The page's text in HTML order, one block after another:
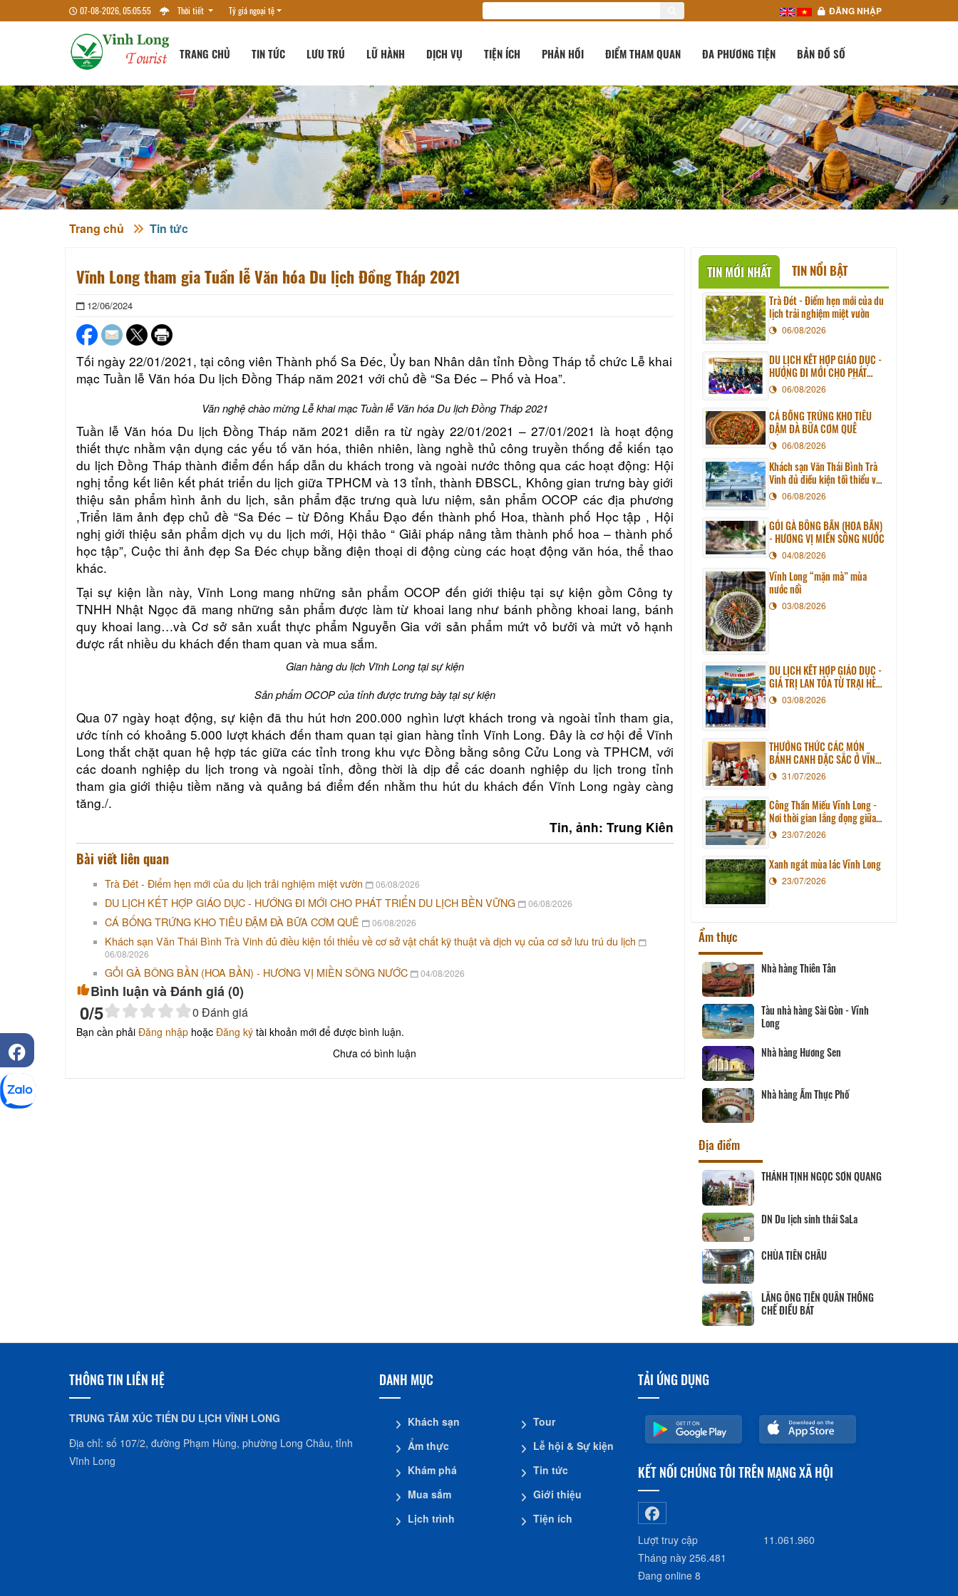
07-08-2026, 05:05:56 Thời tiết Tỷ giá ngoại tệ ĐĂNG NHẬP
TRANG CHỦ TIN TỨC LƯU TRÚ LỮ HÀNH DỊCH VỤ TIỆN ÍCH PHẢN HỒI ĐIỂM THAM QUAN ĐA PHƯƠNG TIỆN BẢN ĐỒ SỐ
Trang chủ Tin tức
Vĩnh Long tham gia Tuần lễ Văn hóa Du lịch Đồng Tháp 2021
12/06/2024
Tối ngày 22/01/2021, tại công viên Thành phố Sa Đéc, Ủy ban Nhân dân tỉnh Đồng Tháp tổ chức Lễ khai
mạc Tuần lễ Văn hóa Du lịch Đồng Tháp năm 2021 với chủ đề “Sa Đéc – Phố và Hoa”.
Văn nghệ chào mừng Lễ khai mạc Tuần lễ Văn hóa Du lịch Đồng Tháp 2021
Tuần lễ Văn hóa Du lịch Đồng Tháp năm 2021 diễn ra từ ngày 22/01/2021 – 27/01/2021 là hoạt động
thiết thực nhằm vận dụng các yếu tố văn hóa, thiên nhiên, làng nghề thủ công truyền thống để kiến tạo
du lịch Đồng Tháp thành điểm đến hấp dẫn du khách trong và ngoài nước thông qua các hoạt động: Hội
nghị tổng kết liên kết phát triển du lịch giữa TPHCM và 13 tỉnh, thành ĐBSCL, Không gian trưng bày giới
thiệu sản phẩm hình ảnh du lịch, sản phẩm đặc trưng quà lưu niệm, sản phẩm OCOP các địa phương
,Triển lãm ảnh đẹp chủ đề “Sa Đéc – từ Đông Khẩu Đạo đến thành phố Hoa, thành phố Học tập , Hội
nghị giới thiệu sản phẩm dịch vụ du lịch mới, Hội thảo “ Giải pháp nâng tầm thành phố hoa – thành phố
học tập”, Cuộc thi ảnh đẹp Sa Đéc chụp bằng điện thoại di động cùng các hoạt động văn hóa, thể thao
khác.
Tại sự kiện lần này,Vĩnh Long mang những sản phẩm OCOP đến giới thiệu tại sự kiện gồm Công ty
TNHH Nhật Ngọc đã mang những sản phẩm được làm từ khoai lang như bánh phồng khoai lang, bánh
quy khoai lang…và Cơ sở sản xuất thực phẩm Nguyễn Gia với sản phẩm mứt vỏ bưởi và mứt vỏ hạnh
được rất nhiều du khách đến tham quan và mua sắm.
Gian hàng du lịch Vĩnh Long tại sự kiện
Sản phẩm OCOP của tỉnh được trưng bày tại sự kiện
Qua 07 ngày hoạt động, sự kiện đã thu hút hơn 200.000 nghìn lượt khách trong và ngoài tỉnh tham gia,
ước tính có khoảng 5.000 lượt khách đến tham quan tại gian hàng tỉnh Vĩnh Long. Đây là cơ hội để Vĩnh
Long thắt chặt quan hệ hợp tác giữa các tỉnh trong khu vực Đồng bằng sông Cửu Long và TPHCM, với
các doanh nghiệp du lịch trong và ngoài tỉnh, đồng thời là dịp để các doanh nghiệp du lịch trong tỉnh
tham gia giới thiệu tiềm năng và quảng bá điểm đến nhằm thu hút du khách đến Vĩnh Long ngày càng
tăng./.
Tin, ảnh: Trung Kiên
Bài viết liên quan
Trà Đét - Điểm hẹn mới của du lịch trải nghiệm miệt vườn 06/08/2026
DU LỊCH KẾT HỢP GIÁO DỤC - HƯỚNG ĐI MỚI CHO PHÁT TRIỂN DU LỊCH BỀN VỮNG 06/08/2026
CÁ BỐNG TRỨNG KHO TIÊU ĐẬM ĐÀ BỮA CƠM QUÊ 06/08/2026
Khách sạn Văn Thái Bình Trà Vinh đủ điều kiện tối thiểu về cơ sở vật chất kỹ thuật và dịch vụ của cơ sở lưu trú du lịch
06/08/2026
GỎI GÀ BÔNG BẦN (HOA BẦN) - HƯƠNG VỊ MIỀN SÔNG NƯỚC 04/08/2026
Bình luận và Đánh giá (0)
0/5 0 Đánh giá
Bạn cần phải Đăng nhập hoặc Đăng ký tài khoản mới để được bình luận.
Chưa có bình luận
TIN MỚI NHẤT TIN NỔI BẬT
Trà Đét - Điểm hẹn mới của du
lịch trải nghiệm miệt vườn
06/08/2026
DU LỊCH KẾT HỢP GIÁO DỤC -
HƯỚNG ĐI MỚI CHO PHÁT
TRIỂN DU LỊCH BỀN VỮNG
06/08/2026
CÁ BỐNG TRỨNG KHO TIÊU
ĐẬM ĐÀ BỮA CƠM QUÊ
06/08/2026
Khách sạn Văn Thái Bình Trà
Vinh đủ điều kiện tối thiểu về
cơ sở vật chất kỹ thuật và
dịch vụ của cơ sở lưu trú du
lịch
06/08/2026
GỎI GÀ BÔNG BẦN (HOA BẦN)
- HƯƠNG VỊ MIỀN SÔNG NƯỚC
04/08/2026
Vĩnh Long “mặn mà” mùa
nước nổi
03/08/2026
DU LỊCH KẾT HỢP GIÁO DỤC -
GIÁ TRỊ LAN TỎA TỪ TRẠI HÈ
PHƯƠNG NAM NĂM 2026
03/08/2026
THƯỞNG THỨC CÁC MÓN
BÁNH CANH ĐẶC SẮC Ở VĨNH
LONG31/07/2026
Công Thần Miếu Vĩnh Long -
Nơi thời gian lắng đọng giữa
lòng phố thị
23/07/2026
Xanh ngát mùa lác Vĩnh Long
23/07/2026
Ẩm thực
Nhà hàng Thiên Tân
Tàu nhà hàng Sài Gòn - Vĩnh
Long
Nhà hàng Hương Sen
Nhà hàng Ẩm Thực Phố
Địa điểm
THÁNH TỊNH NGỌC SƠN QUANG
DN Du lịch sinh thái SaLa
CHÙA TIÊN CHÂU
LĂNG ÔNG TIỀN QUÂN THỐNG
CHẾ ĐIỀU BÁT
THÔNG TIN LIÊN HỆ
TRUNG TÂM XÚC TIẾN DU LỊCH VĨNH LONG
Địa chỉ: số 107/2, đường Phạm Hùng, phường Long Châu, tỉnh
Vĩnh Long
DANH MỤC
Khách sạn
Ẩm thực
Khám phá
Mua sắm
Lịch trình
Tour
Lễ hội & Sự kiện
Tin tức
Giới thiệu
Tiện ích
TẢI ỨNG DỤNG
KẾT NỐI CHÚNG TÔI TRÊN MẠNG XÃ HỘI
Lượt truy cập
11.061.960
Tháng này 256.481
Đang online 8